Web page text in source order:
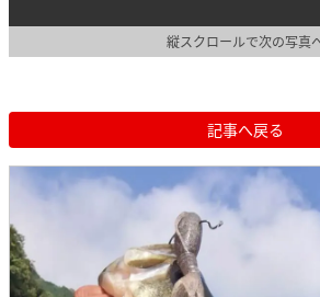
縦スクロールで次の写真
記事へ戻る